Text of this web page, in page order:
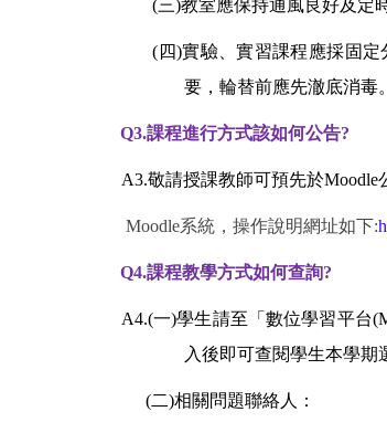
(三)教室應保持通風良好及定
( 四)實驗、實習課程應採固
要，輪替前應先澈底消毒。
Q3.課程進行方式該如何公告?
A3.敬請授課教師可預先於Moodle
Moodle系統，操作說明網址如下:
Q4.課程教學方式如何查詢?
A4.(一)學生請至「數位學習平台
入後即可查閱學生本學期
(二)相關問題聯絡人：